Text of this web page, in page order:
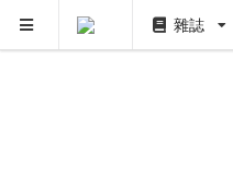
雜誌